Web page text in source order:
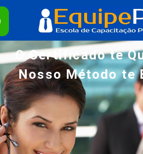
O Certificado te
Nosso Método te